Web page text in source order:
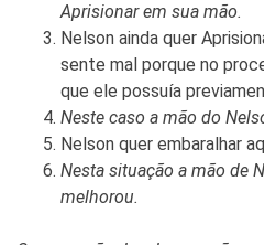
Aprisionar em sua mão.
Nelson ainda quer
sente mal porque no
que ele possuía
Neste caso a mão do
Nelson quer embaralhar
Nesta situação a mão de
melhorou.